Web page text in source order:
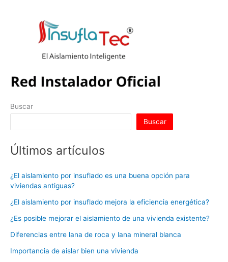
Buscar
Buscar
Últimos artículos
¿El aislamiento por insuflado es una buena opción para
viviendas antiguas?
¿El aislamiento por insuflado mejora la eficiencia energética?
¿Es posible mejorar el aislamiento de una vivienda existente?
Diferencias entre lana de roca y lana mineral blanca
Importancia de aislar bien una vivienda